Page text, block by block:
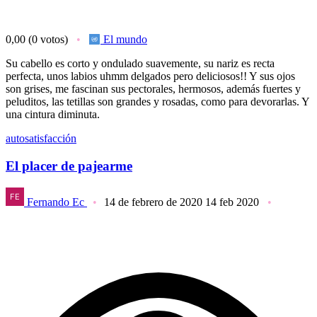
0,00 (0 votos)
El mundo
Su cabello es corto y ondulado suavemente, su nariz es recta
perfecta, unos labios uhmm delgados pero deliciosos!! Y sus ojos
son grises, me fascinan sus pectorales, hermosos, además fuertes y
peluditos, las tetillas son grandes y rosadas, como para devorarlas. Y
una cintura diminuta.
autosatisfacción
El placer de pajearme
Fernando Ec 14 de febrero de 2020 14 feb 2020